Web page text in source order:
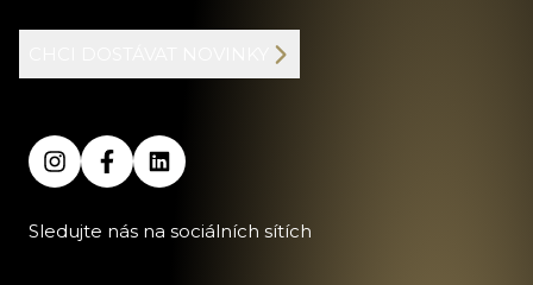
Sledujte nás na sociálních sítích